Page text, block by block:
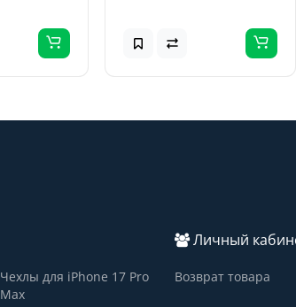
Чехлы для iPhone 17 Pro
Max
Личный
Возврат товара